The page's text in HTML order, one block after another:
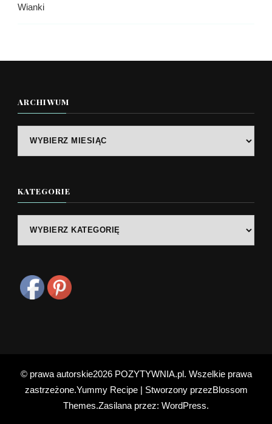
Wianki
ARCHIWUM
KATEGORIE
© prawa autorskie2026 POZYTYWNIA.pl. Wszelkie prawa
zastrzeżone.Yummy Recipe | Stworzony przezBlossom
Themes.Zasilana przez: WordPress.